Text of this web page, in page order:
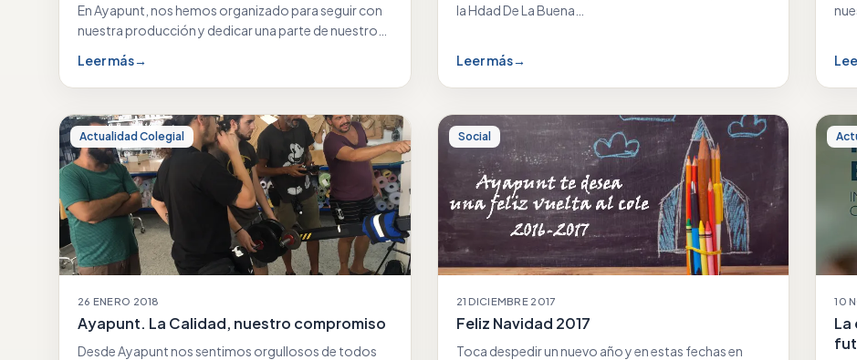
En Ayapunt, nos hemos organizado para seguir con
nuestra producción y dedicar una parte de nuestro…
Leer más→
la Hdad De La Buena…
Leer más→
Actualidad Colegial
26 ENERO 2018
Ayapunt. La Calidad, nuestro compromiso
Desde Ayapunt nos sentimos orgullosos de todos
Social
21 DICIEMBRE 2017
Feliz Navidad 2017
Toca despedir un nuevo año y en estas fechas en
10
La